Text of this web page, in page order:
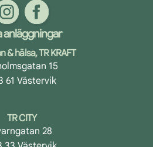
anläggningar
& hälsa, TR KRAFT
15
61 Västervik
TR CITY
28